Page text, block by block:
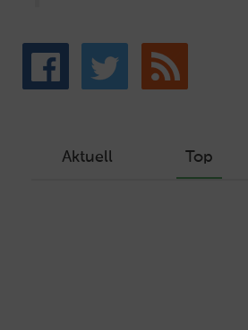
Aktuell Top